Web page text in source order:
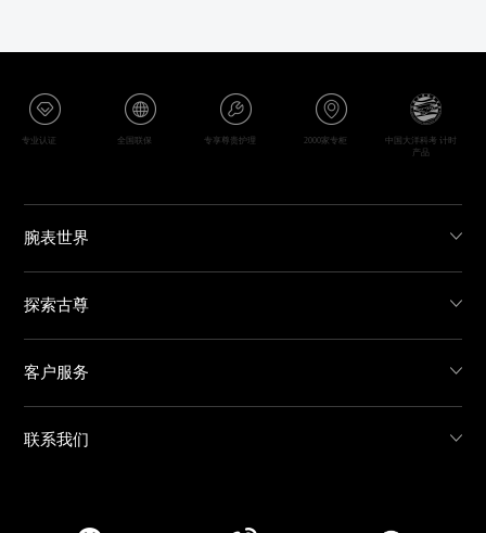
专业认证 全国联保 专享尊贵护理 2000家专柜
中国大洋科考 计时
产品
腕表世界
探索古尊
客户服务
联系我们